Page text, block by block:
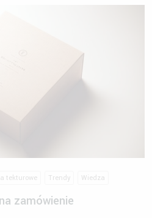
tekturowe Trendy Wiedza
zamówienie